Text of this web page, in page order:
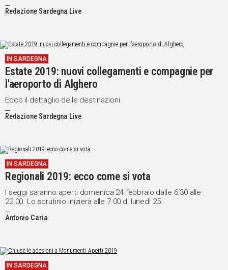
Redazione Sardegna Live
IN SARDEGNA
Estate 2019: nuovi collegamenti e compagnie per
l'aeroporto di Alghero
Ecco il dettaglio delle destinazioni
Redazione Sardegna Live
IN SARDEGNA
Regionali 2019: ecco come si vota
I seggi saranno aperti domenica 24 febbraio dalle 6.30 alle
22.00. Lo scrutinio inizierà alle 7.00 di lunedì 25
Antonio Caria
IN SARDEGNA